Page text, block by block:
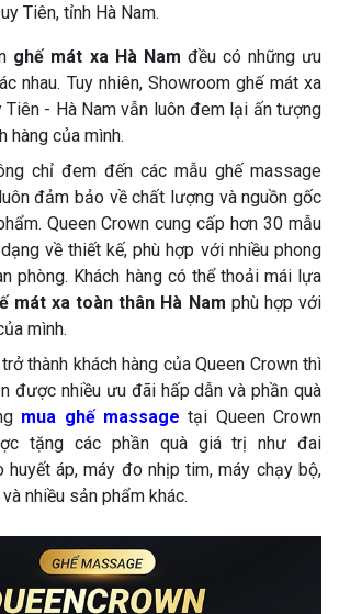
Tiên, tỉnh Hà Nam.
ghế mát xa Hà Nam đều có những ưu
nhau. Tuy nhiên, Showroom ghế mát xa
Tiên - Hà Nam vẫn luôn đem lại ấn tượng
hàng của mình.
chỉ đem đến các mẫu ghế massage
đảm bảo về chất lượng và nguồn gốc
Queen Crown cung cấp hơn 30 mẫu
về thiết kế, phù hợp với nhiều phong
phòng. Khách hàng có thể thoải mái lựa
mát xa toàn thân Hà Nam phù hợp với
mình.
thành khách hàng của Queen Crown thì
được nhiều ưu đãi hấp dẫn và phần quà
mua ghế massage tại Queen Crown
tặng các phần quà giá trị như đai
huyết áp, máy đo nhịp tim, máy chạy bộ,
nhiều sản phẩm khác.